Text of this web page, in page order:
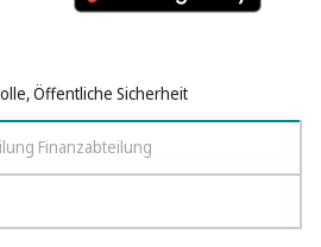
Öffentliche Sicherheit
Finanzabteilung